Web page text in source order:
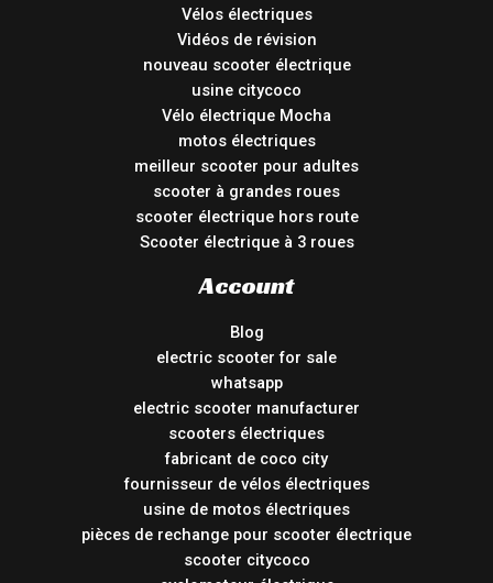
Vélos électriques
Vidéos de révision
nouveau scooter électrique
usine citycoco
Vélo électrique Mocha
motos électriques
meilleur scooter pour adultes
scooter à grandes roues
scooter électrique hors route
Scooter électrique à 3 roues
Account
Blog
electric scooter for sale
whatsapp
electric scooter manufacturer
scooters électriques
fabricant de coco city
fournisseur de vélos électriques
usine de motos électriques
pièces de rechange pour scooter électrique
scooter citycoco